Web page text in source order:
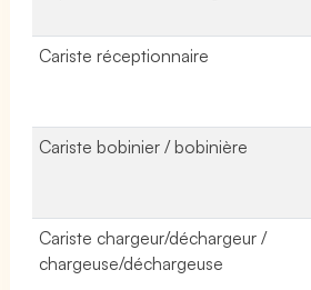
Cariste réceptionnaire
Cariste bobinier / bobinière
Cariste chargeur/déchargeur /
chargeuse/déchargeuse